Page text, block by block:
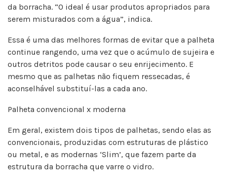
da borracha. “O ideal é usar produtos apropriados para
serem misturados com a água”, indica.
Essa é uma das melhores formas de evitar que a palheta
continue rangendo, uma vez que o acúmulo de sujeira e
outros detritos pode causar o seu enrijecimento. E
mesmo que as palhetas não fiquem ressecadas, é
aconselhável substituí-las a cada ano.
Palheta convencional x moderna
Em geral, existem dois tipos de palhetas, sendo elas as
convencionais, produzidas com estruturas de plástico
ou metal, e as modernas ‘Slim’, que fazem parte da
estrutura da borracha que varre o vidro.